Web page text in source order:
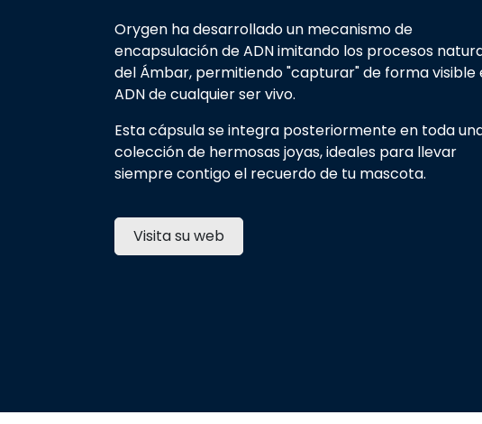
Orygen ha desarrollado un mecanismo de
encapsulación de ADN imitando los procesos
del Ámbar, permitiendo "capturar" de forma visible
ADN de cualquier ser vivo.
Esta cápsula se integra posteriormente en toda
colección de hermosas joyas, ideales para llevar
siempre contigo el recuerdo de tu mascota.
Visita su web